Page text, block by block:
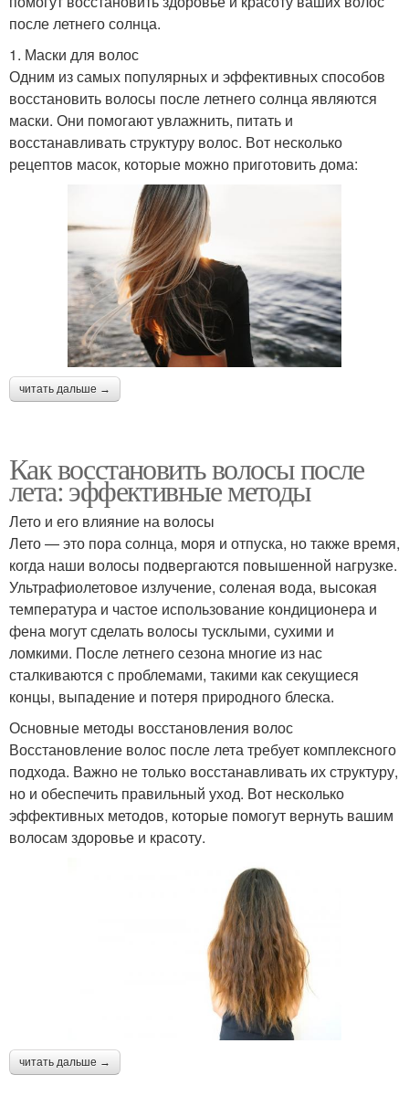
после летнего солнца.
1. Маски для волос
Одним из самых популярных и эффективных способов
восстановить волосы после летнего солнца являются
маски. Они помогают увлажнить, питать и
восстанавливать структуру волос. Вот несколько
рецептов масок, которые можно приготовить дома:
читать дальше →
Как восстановить волосы после
лета: эффективные методы
Лето и его влияние на волосы
Лето — это пора солнца, моря и отпуска, но также время,
когда наши волосы подвергаются повышенной нагрузке.
Ультрафиолетовое излучение, соленая вода, высокая
температура и частое использование кондиционера и
фена могут сделать волосы тусклыми, сухими и
ломкими. После летнего сезона многие из нас
сталкиваются с проблемами, такими как секущиеся
концы, выпадение и потеря природного блеска.
Основные методы восстановления волос
Восстановление волос после лета требует комплексного
подхода. Важно не только восстанавливать их структуру,
но и обеспечить правильный уход. Вот несколько
эффективных методов, которые помогут вернуть вашим
волосам здоровье и красоту.
читать дальше →